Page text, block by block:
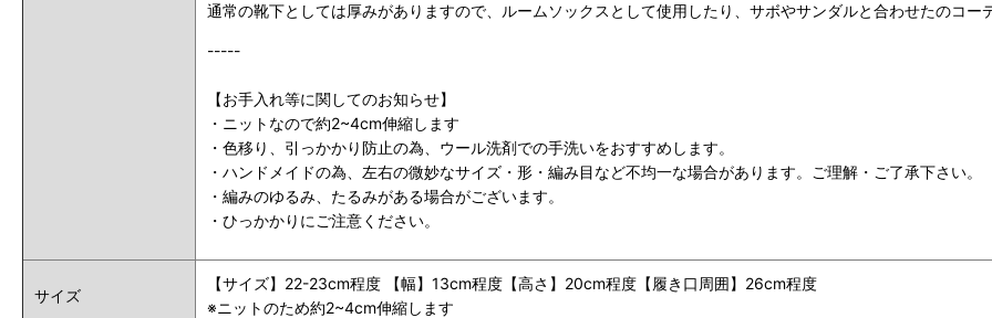
通常の靴下としては厚みがありますので、ルームソックスとして使用したり、サボやサンダルと合わせたのコー
-----
【お手入れ等に関してのお知らせ】
・ニットなので約2~4cm伸縮します
・色移り、引っかかり防止の為、ウール洗剤での手洗いをおすすめします。
・ハンドメイドの為、左右の微妙なサイズ・形・編み目など不均一な場合があります。ご理解・ご了承下さい。
・編みのゆるみ、たるみがある場合がございます。
・ひっかかりにご注意ください。
サイズ
【サイズ】22-23cm程度 【幅】13cm程度【高さ】20cm程度【履き口周囲】26cm程度
※ニットのため約2~4cm伸縮します